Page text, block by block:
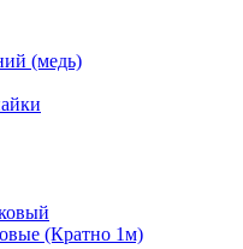
(медь)
(Кратно 1м)